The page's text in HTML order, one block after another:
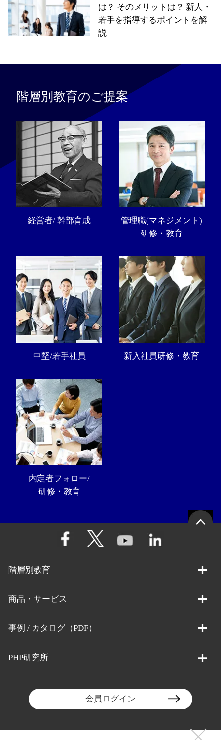
は？ そのメリットは？ 新人・
若手を指導するポイントを解
説
階層別教育のご提案
経営者/ 幹部育成
管理職(マネジメント)
研修・教育
中堅/若手社員 新入社員研修・教育
内定者フォロー/
研修・教育
階層別教育
商品・サービス
事例 / カタログ（PDF）
PHP研究所
会員ログイン